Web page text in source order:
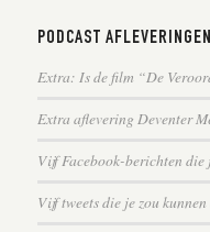
PODCAST AFLEVERINGEN
Extra: Is de film “De
Extra aflevering Deventer
Vijf Facebook-berichten die
Vijf tweets die je zou kunnen